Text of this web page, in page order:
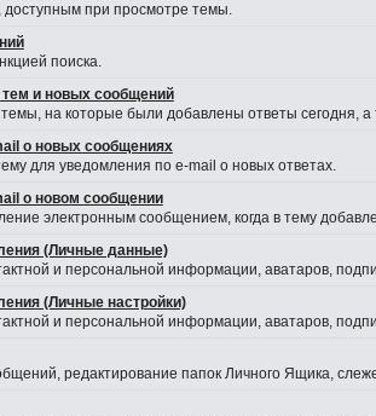
доступным при просмотре темы.
поиска.
и новых сообщений
темы, на которые были добавлены ответы сегодня,
о новых сообщениях
для уведомления по e-mail о новых ответах.
о новом сообщении
электронным сообщением, когда в тему
(Личные данные)
и персональной информации, аватаров,
(Личные настройки)
и персональной информации, аватаров,
редактирование папок Личного Ящика,